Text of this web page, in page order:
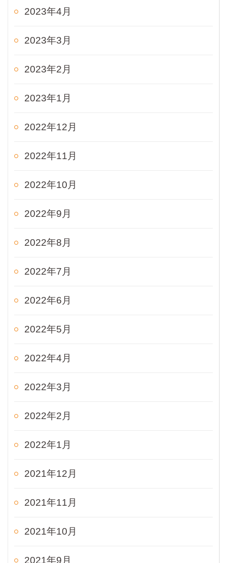
2023年4月
2023年3月
2023年2月
2023年1月
2022年12月
2022年11月
2022年10月
2022年9月
2022年8月
2022年7月
2022年6月
2022年5月
2022年4月
2022年3月
2022年2月
2022年1月
2021年12月
2021年11月
2021年10月
2021年9月